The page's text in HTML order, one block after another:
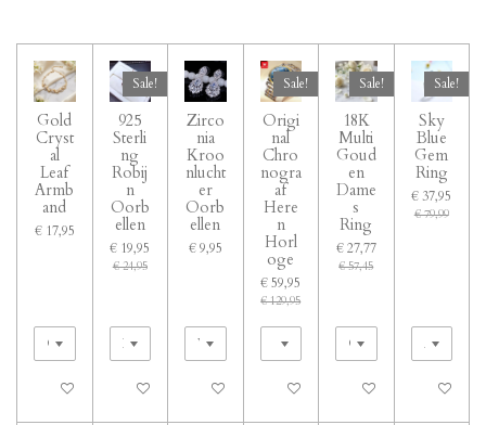
Gold
Cryst
al
Leaf
Armb
and
€ 17,95
In winkelwagen
Sale!
925
Sterli
ng
Robij
n
Oorb
ellen
€ 19,95
€ 24,95
In winkelwagen
Zirco
nia
Kroo
nlucht
er
Oorb
ellen
€ 9,95
In winkelwagen
Sale!
Origi
nal
Chro
nogra
af
Here
n
Horl
oge
€ 59,95
€ 129,95
In winkelwagen
Sale!
18K
Multi
Goud
en
Dame
s
Ring
€ 27,77
€ 57,45
In winkelwagen
Sale!
Sky
Blue
Gem
Ring
€ 37,95
€ 79,99
In